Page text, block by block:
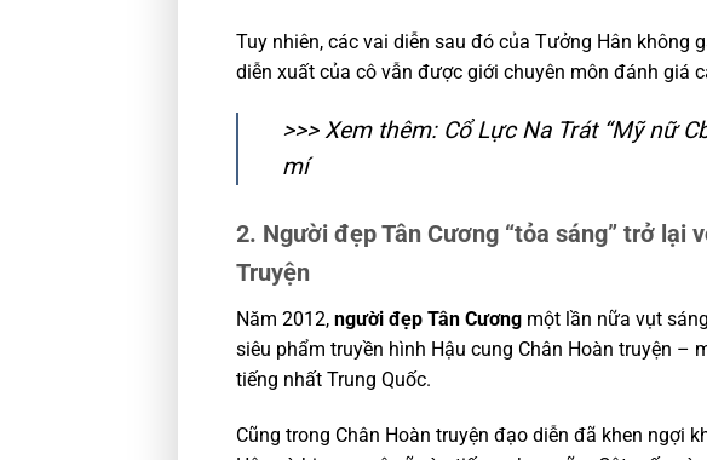
Tuy nhiên, các vai diễn sau đó của Tưởng Hân không
diễn xuất của cô vẫn được giới chuyên môn đánh giá
>>> Xem thêm: Cổ Lực Na Trát “Mỹ nữ
mí
2. Người đẹp Tân Cương “tỏa sáng” trở lại
Truyện
Năm 2012, người đẹp Tân Cương một lần nữa vụt
siêu phẩm truyền hình Hậu cung Chân Hoàn truyện –
tiếng nhất Trung Quốc.
Cũng trong Chân Hoàn truyện đạo diễn đã khen ngợi